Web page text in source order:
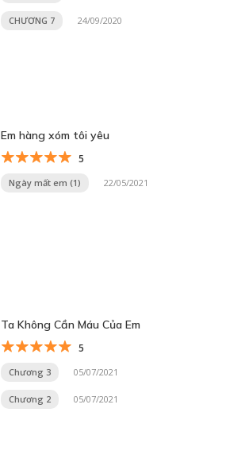
CHƯƠNG 7 24/09/2020
Em hàng xóm tôi yêu
5
Ngày mất em (1) 22/05/2021
Ta Không Cần Máu Của Em
5
Chương 3 05/07/2021
Chương 2 05/07/2021